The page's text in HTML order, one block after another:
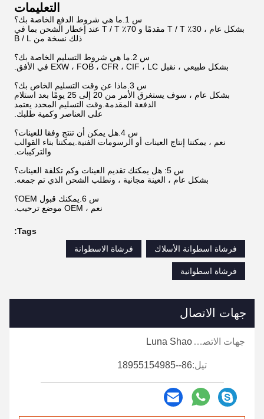
التعليمات
س 1.ما هي شروط الدفع الخاصة بك؟
بشكل عام ، 30٪ T / T مقدمًا و 70٪ T / T عند إخطار الشحن بما في
ذلك نسخة من B / L
س 2.ما هي شروط التسليم الخاصة بك؟
بشكل طبيعي ، نقبل EXW ، FOB ، CFR ، CIF ، LC في الأفق.
س 3.ماذا عن وقت التسليم الخاص بك؟
بشكل عام ، سوف يستغرق الأمر من 20 إلى 25 يومًا بعد استلام
الدفعة المقدمة.وقت التسليم المحدد يعتمد
على العناصر وكمية طلبك.
س 4.هل يمكن أن تنتج وفقا للعينات؟
نعم ، يمكننا إنتاج العينات أو الرسومات الفنية.يمكننا بناء القوالب
والتركيبات.
س 5: هل يمكنك تقديم العينات وكم تكلفة العينات؟
بشكل عام ، العينة مجانية ، ونطلب الشحن الذي تم جمعه.
س 6.يمكنك قبول OEM؟
نعم ، OEM موضع ترحيب.
Tags:
فرشاة اسطوانة الأسلاك
فرشاة الاسطوانة
فرشاة اسطوانية
جهات الاتصال
جهات الاتصال: Luna Shao
تيل:86--18955154985